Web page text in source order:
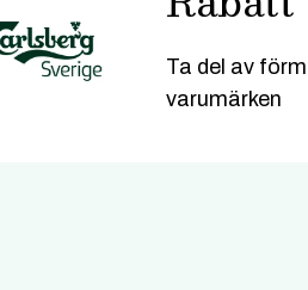
Ta del av
varumärken